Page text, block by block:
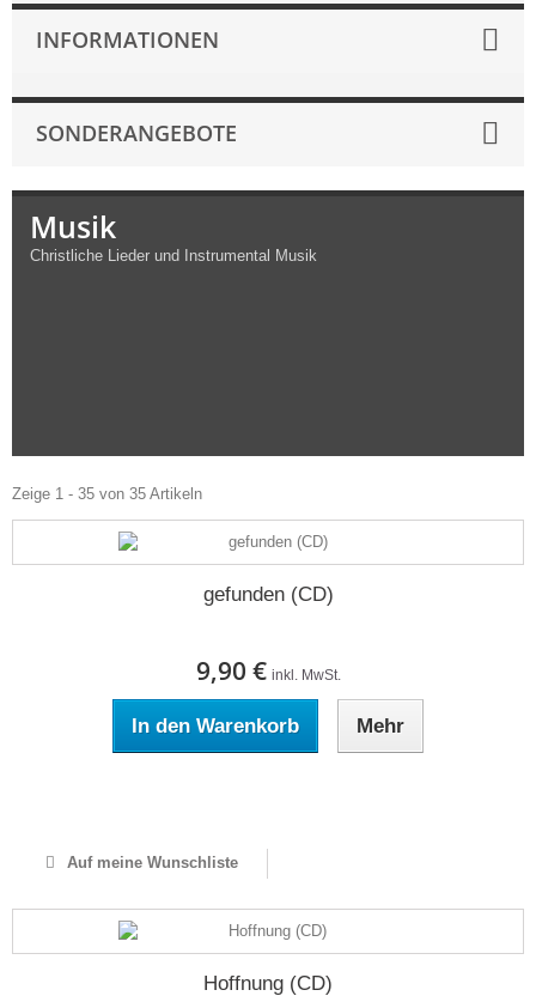
INFORMATIONEN
SONDERANGEBOTE
Musik
Christliche Lieder und Instrumental Musik
Zeige 1 - 35 von 35 Artikeln
gefunden (CD)
9,90 € inkl. MwSt.
In den Warenkorb Mehr
Auf meine Wunschliste
Hoffnung (CD)